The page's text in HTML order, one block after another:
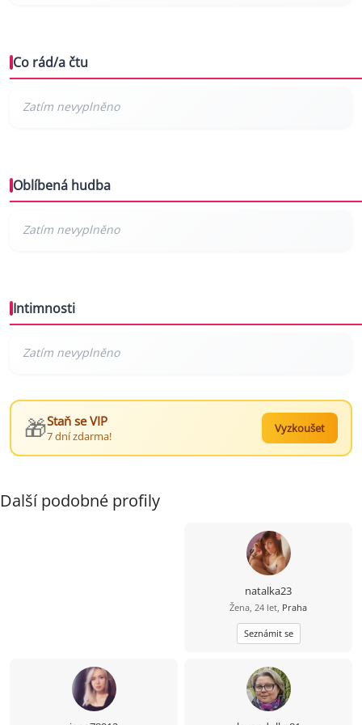
Co rád/a čtu
Oblíbená hudba
Intimnosti
🎁Staň se VIP
7 dní zdarma!
Vyzkoušet
Další podobné profily
natalka23
Žena, 24 let, Praha
Seznámit se